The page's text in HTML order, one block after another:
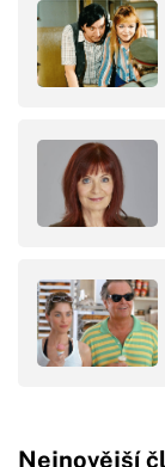
Nejnovější